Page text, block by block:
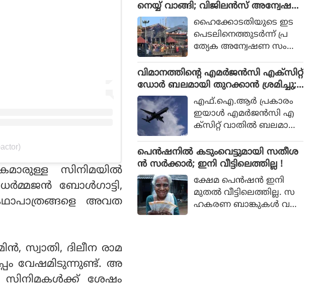
സിനിമയില്‍
ബോള്‍ഗാട്ടി,
അവത
സ്വാതി, ദിലീന രാമ
വേഷമിടുന്നുണ്ട്. അ
ശേഷം
ഭാഗമായി തൃശ്ശൂർ റൗണ്ട്
മാർക്കറ്റ്, ശക്തൻ മാർക്ക
റ്റ്, പൂങ്കുന്നം മാർക്കറ്റ്, ഒ
ല്ലൂർ മാർക്കറ്റ്, അയ്യ
കുര്യാച്ചിറ മാർക്കറ്റ് എ
ന്നിവിടങ്ങളിലെ പ്രദേശ
വാസികളുമായി സംവാദം
നടത്തി.
പുതിയ ഡാം നിര്‍മിക്കുക
മാത്രമാണ് ശാശ്വത പ
രിഹാരമെന്നും മന്ത്രി പറ
ഞ്ഞു. മുല്ലപ്പെരിയാറിലെ
ജലനിരപ്പ് ഉയര്‍ത്തുമെന്ന
തമിഴ്നാട് ബജറ്റ് പ്രഖ്യാപന
ത്തോട് പ്രതികരിക്കുക
യായിരുന്നു മന്ത്രി.
നെയ്യ് വാങ്ങി; വിജിലന്‍സ് അന്വേഷ
ണത്തിന് ഹൈക്കോടതി ഉത്തരവ്
ഹൈക്കോടതിയുടെ ഇട
പെടലിനെത്തുടര്‍ന്ന് പ്ര
ത്യേക അന്വേഷണ സംഘ
ന്വേഷിക്കുന്ന മൂന്നാമത്തെ
ശബരിമല വിവാദമാണിത്.
വിമാനത്തിന്റെ എമര്‍ജന്‍സി എക്‌സിറ്റ്
ഡോര്‍ ബലമായി തുറക്കാന്‍ ശ്രമിച്ചു;
മലയാളി പിടിയില്‍എഫ്.ഐ.ആര്‍ പ്രകാരം
ഇയാള്‍ എമര്‍ജന്‍സി എ
ക്‌സിറ്റ് വാതില്‍ ബലമായി
എമര്‍ജന്‍സി വിന്‍ഡോ
പാനല്‍ തകര്‍ക്കുകയും
പെൻഷനിൽ കടുംവെട്ടുമായി സതീശ
ൻ സർക്കാർ; ഇനി വീട്ടിലെത്തില്ല !
ക്ഷേമ പെൻഷൻ ഇനി
മുതൽ വീട്ടിലെത്തില്ല. സ
ഹകരണ ബാങ്കുകൾ വഴി